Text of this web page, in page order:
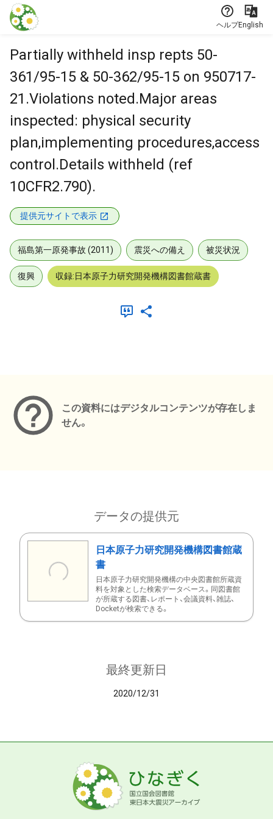
本文に飛ぶ
ヘルプEnglish
Partially withheld insp repts 50-
361/95-15 & 50-362/95-15 on 950717-
21.Violations noted.Major areas
inspected: physical security
plan,implementing procedures,access
control.Details withheld (ref
10CFR2.790).
提供元サイトで表示
福島第一原発事故 (2011) 震災への備え 被災状況
復興 収録:日本原子力研究開発機構図書館蔵書
この資料にはデジタルコンテンツが存在しま
せん。
データの提供元
日本原子力研究開発機構図書館蔵
書
日本原子力研究開発機構の中央図書館所蔵資
料を対象とした検索データベース。同図書館
が所蔵する図書、レポート、会議資料、雑誌、
Docketが検索できる。
最終更新日
2020/12/31